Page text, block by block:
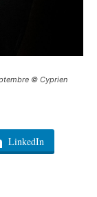
© Cyprien
LinkedIn